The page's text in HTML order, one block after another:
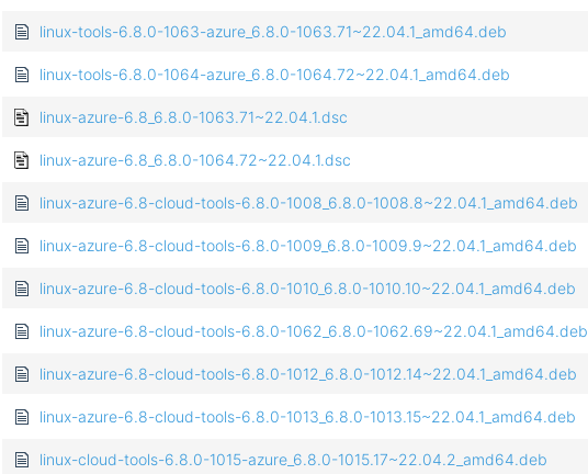
linux-tools-6.8.0-1063-azure_6.8.0-1063.71~22.04.1_amd64.deb
linux-tools-6.8.0-1064-azure_6.8.0-1064.72~22.04.1_amd64.deb
linux-azure-6.8_6.8.0-1063.71~22.04.1.dsc
linux-azure-6.8_6.8.0-1064.72~22.04.1.dsc
linux-azure-6.8-cloud-tools-6.8.0-1008_6.8.0-1008.8~22.04.1_amd64.deb
linux-azure-6.8-cloud-tools-6.8.0-1009_6.8.0-1009.9~22.04.1_amd64.deb
linux-azure-6.8-cloud-tools-6.8.0-1010_6.8.0-1010.10~22.04.1_amd64.deb
linux-azure-6.8-cloud-tools-6.8.0-1062_6.8.0-1062.69~22.04.1_amd64.deb
linux-azure-6.8-cloud-tools-6.8.0-1012_6.8.0-1012.14~22.04.1_amd64.deb
linux-azure-6.8-cloud-tools-6.8.0-1013_6.8.0-1013.15~22.04.1_amd64.deb
linux-cloud-tools-6.8.0-1015-azure_6.8.0-1015.17~22.04.2_amd64.deb